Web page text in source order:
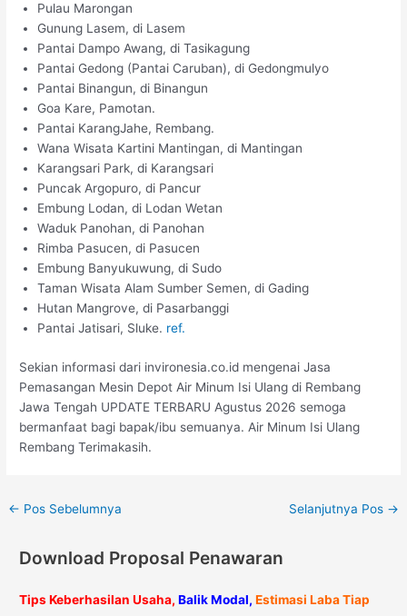
Pulau Marongan
Gunung Lasem, di Lasem
Pantai Dampo Awang, di Tasikagung
Pantai Gedong (Pantai Caruban), di Gedongmulyo
Pantai Binangun, di Binangun
Goa Kare, Pamotan.
Pantai KarangJahe, Rembang.
Wana Wisata Kartini Mantingan, di Mantingan
Karangsari Park, di Karangsari
Puncak Argopuro, di Pancur
Embung Lodan, di Lodan Wetan
Waduk Panohan, di Panohan
Rimba Pasucen, di Pasucen
Embung Banyukuwung, di Sudo
Taman Wisata Alam Sumber Semen, di Gading
Hutan Mangrove, di Pasarbanggi
Pantai Jatisari, Sluke. ref.
Sekian informasi dari invironesia.co.id mengenai Jasa
Pemasangan Mesin Depot Air Minum Isi Ulang di Rembang
Jawa Tengah UPDATE TERBARU Agustus 2026 semoga
bermanfaat bagi bapak/ibu semuanya. Air Minum Isi Ulang
Rembang Terimakasih.
← Pos Sebelumnya Selanjutnya Pos →
Download Proposal Penawaran
Tips Keberhasilan Usaha, Balik Modal, Estimasi Laba Tiap